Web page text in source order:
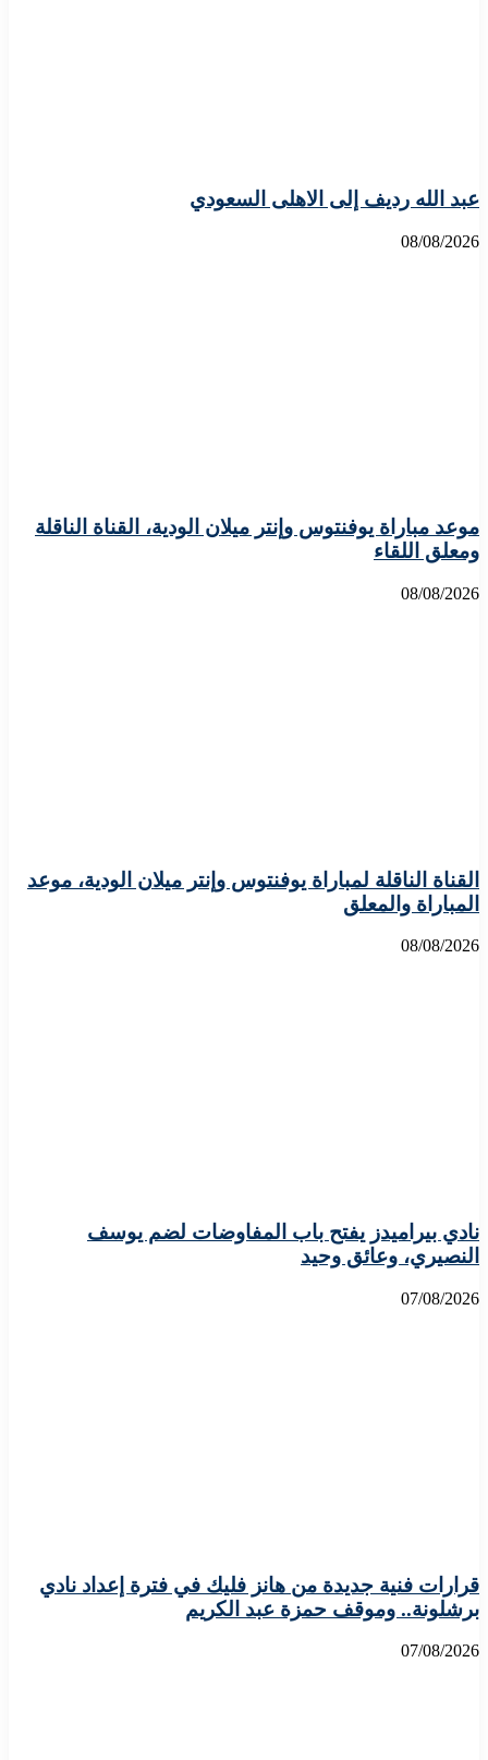
عبد الله رديف إلى الاهلى السعودي
08/08/2026
موعد مباراة يوفنتوس وإنتر ميلان الودية، القناة الناقلة
ومعلق اللقاء
08/08/2026
القناة الناقلة لمباراة يوفنتوس وإنتر ميلان الودية، موعد
المباراة والمعلق
08/08/2026
نادي بيراميدز يفتح باب المفاوضات لضم يوسف
النصيري، وعائق وحيد
07/08/2026
قرارات فنية جديدة من هانز فليك في فترة إعداد نادي
برشلونة.. وموقف حمزة عبد الكريم
07/08/2026